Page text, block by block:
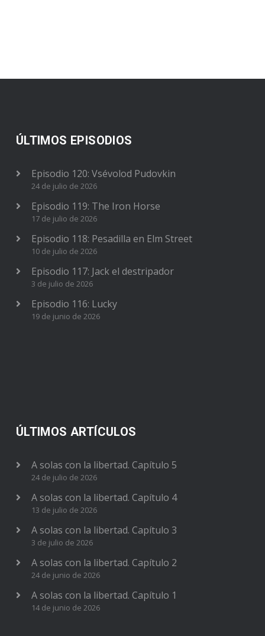
ÚLTIMOS EPISODIOS
Episodio 120: Vsévolod Pudovkin
24 de julio de 2026
Episodio 119: The Iron Horse
17 de julio de 2026
Episodio 118: Pesadilla en Elm Street
10 de julio de 2026
Episodio 117: Jack el destripador
3 de julio de 2026
Episodio 116: Lucky
19 de junio de 2026
ÚLTIMOS ARTÍCULOS
A solas con la libertad. Capítulo 5
24 de julio de 2026
A solas con la libertad. Capítulo 4
13 de julio de 2026
A solas con la libertad. Capítulo 3
3 de julio de 2026
A solas con la libertad. Capítulo 2
24 de junio de 2026
A solas con la libertad. Capítulo 1
14 de junio de 2026